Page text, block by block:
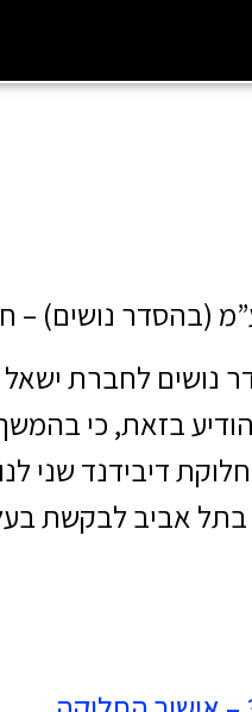
בזאת, כי
לביצוע חלוקת